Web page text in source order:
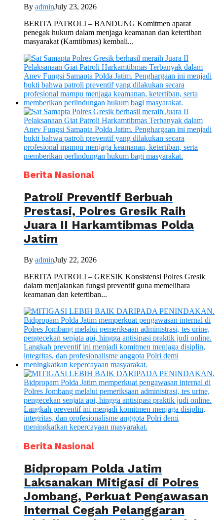
By adminJuly 23, 2026
BERITA PATROLI – BANDUNG Komitmen aparat
penegak hukum dalam menjaga keamanan dan ketertiban
masyarakat (Kamtibmas) kembali...
Berita Nasional
Patroli Preventif Berbuah
Prestasi, Polres Gresik Raih
Juara II Harkamtibmas Polda
Jatim
By adminJuly 22, 2026
BERITA PATROLI – GRESIK Konsistensi Polres Gresik
dalam menjalankan fungsi preventif guna memelihara
keamanan dan ketertiban...
Berita Nasional
Bidpropam Polda Jatim
Laksanakan Mitigasi di Polres
Jombang, Perkuat Pengawasan
Internal Cegah Pelanggaran